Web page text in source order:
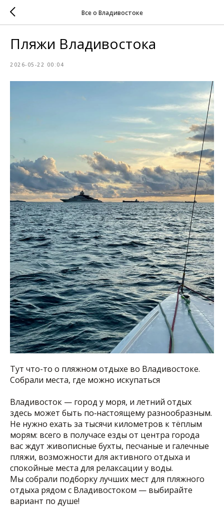
Все о Владивостоке
Пляжи Владивостока
2026-05-22 00:04
Тут что-то о пляжном отдыхе во Владивостоке.
Собрали места, где можно искупаться
Владивосток — город у моря, и летний отдых
здесь может быть по‑настоящему разнообразным.
Не нужно ехать за тысячи километров к тёплым
морям: всего в получасе езды от центра города
вас ждут живописные бухты, песчаные и галечные
пляжи, возможности для активного отдыха и
спокойные места для релаксации у воды.
Мы собрали подборку лучших мест для пляжного
отдыха рядом с Владивостоком — выбирайте
вариант по душе!